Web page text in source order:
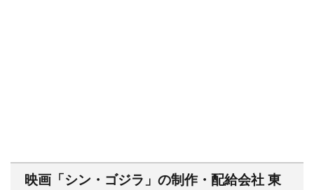
映画「シン・ゴジラ」の制作・配給会社 東